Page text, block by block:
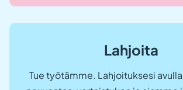
Lahjoita
Tue työtämme. Lahjoituksesi